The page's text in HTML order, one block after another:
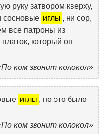
руку затвором кверху,
сосновые иглы , ни сор,
все патроны из
который он
ком звонит колокол»
иглы , но это было
ком звонит колокол»